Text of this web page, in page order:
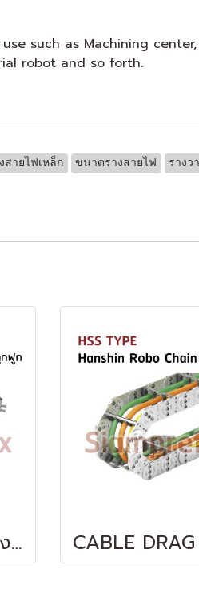
such as Machining
robot and so forth.
สายไฟเหล็ก ขนาดรางสายไฟ รางว
CABLE CHAIN รางกระดูกงูพลาสติก แบบเป็นลอนลูกฟูก